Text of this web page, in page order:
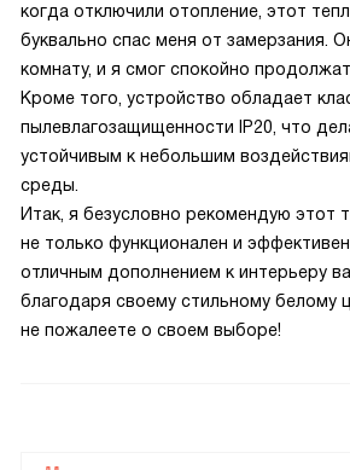
когда отключили отопление, этот
буквально спас меня от замерзания.
комнату, и я смог спокойно
Кроме того, устройство обладает
пылевлагозащищенности IP20, что
устойчивым к небольшим
среды.
Итак, я безусловно рекомендую этот
не только функционален и
отличным дополнением к интерьеру
благодаря своему стильному белому
не пожалеете о своем выборе!